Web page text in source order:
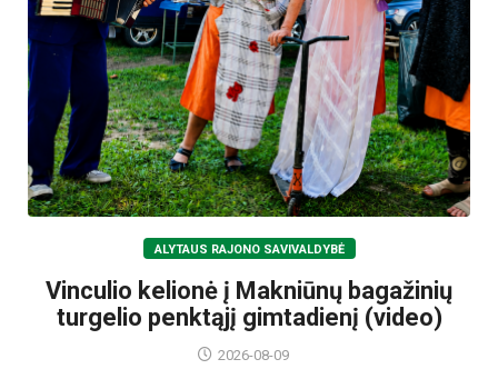
ALYTAUS RAJONO SAVIVALDYBĖ
Vinculio kelionė į Makniūnų bagažinių
turgelio penktąjį gimtadienį (video)
2026-08-09